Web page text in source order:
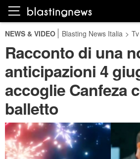
NEWS & VIDEO Blasting News Italia >
Racconto di una
anticipazioni 4
accoglie Canfeza
balletto